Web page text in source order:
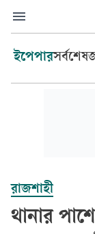
ইপেপারসর্বশেষ
রাজশাহী
থানার